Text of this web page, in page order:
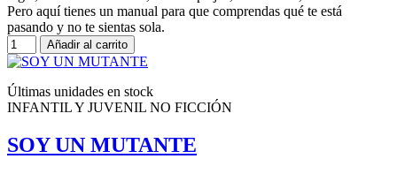
Pero aquí tienes un manual para que comprendas qué te está
pasando y no te sientas sola.
Añadir al carrito
Últimas unidades en stock
INFANTIL Y JUVENIL NO FICCIÓN
SOY UN MUTANTE